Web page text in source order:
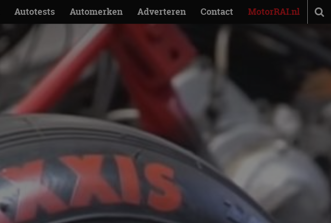
Autotests Automerken Adverteren Contact MotorRAI.nl